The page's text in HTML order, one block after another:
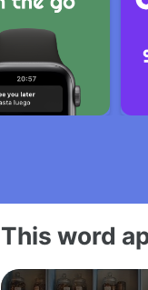
This word